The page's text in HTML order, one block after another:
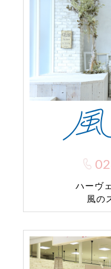
ハーヴ
風の